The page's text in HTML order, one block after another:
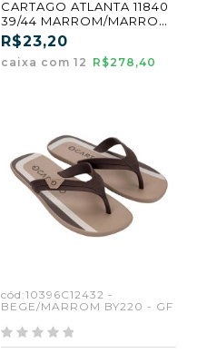
CARTAGO ATLANTA 11840
39/44 MARROM/MARROM
ATACADO9 KIT 12 PARES
R$23,20
caixa com 12 R$278,40
cód:10396C12432 -
BEGE/MARROM BY220 - GF